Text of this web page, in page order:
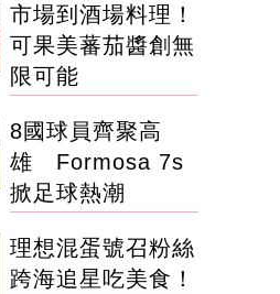
市場到酒場料理！
可果美蕃茄醬創無
限可能
8國球員齊聚高
雄 Formosa 7s
掀足球熱潮
理想混蛋號召粉絲
跨海追星吃美食！